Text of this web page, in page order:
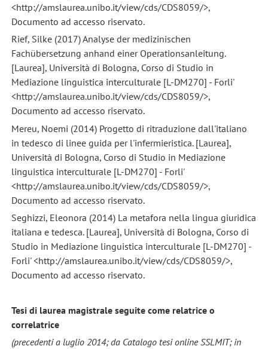
<http://amslaurea.unibo.it/view/cds/CDS8059/>,
Documento ad accesso riservato.
Rief, Silke (2017) Analyse der medizinischen
Fachübersetzung anhand einer Operationsanleitung.
[Laurea], Università di Bologna, Corso di Studio in
Mediazione linguistica interculturale [L-DM270] - Forli'
<http://amslaurea.unibo.it/view/cds/CDS8059/>,
Documento ad accesso riservato.
Mereu, Noemi (2014) Progetto di ritraduzione dall'italiano
in tedesco di linee guida per l'infermieristica. [Laurea],
Università di Bologna, Corso di Studio in Mediazione
linguistica interculturale [L-DM270] - Forli'
<http://amslaurea.unibo.it/view/cds/CDS8059/>,
Documento ad accesso riservato.
Seghizzi, Eleonora (2014) La metafora nella lingua giuridica
italiana e tedesca. [Laurea], Università di Bologna, Corso di
Studio in Mediazione linguistica interculturale [L-DM270] -
Forli' <http://amslaurea.unibo.it/view/cds/CDS8059/>,
Documento ad accesso riservato.
Tesi di laurea magistrale seguite come relatrice o
correlatrice
(precedenti a luglio 2014;da Catalogo tesi online SSLMIT; in